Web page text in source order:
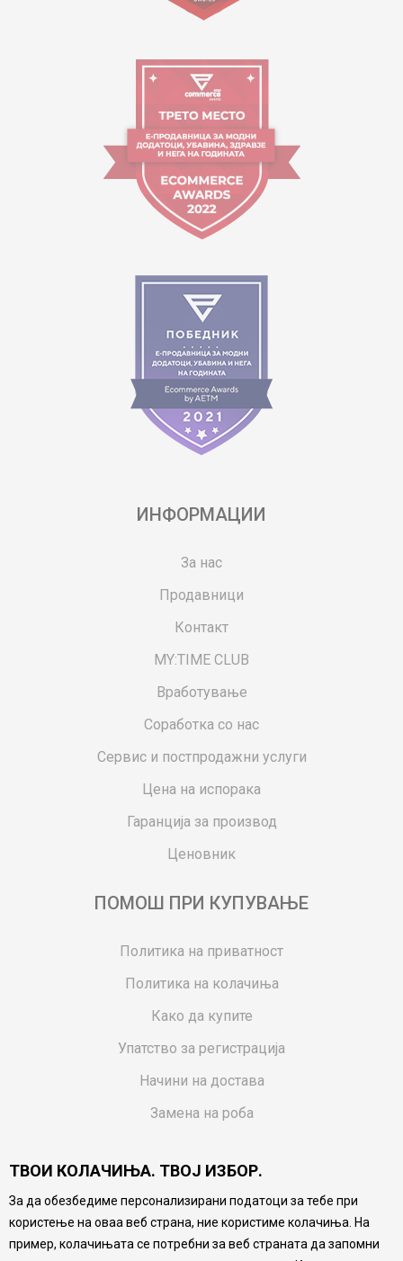
ИНФОРМАЦИИ
За нас
Продавници
Контакт
MY:TIME CLUB
Вработување
Соработка со нас
Сервис и постпродажни услуги
Цена на испорака
Гаранција за производ
Ценовник
ПОМОШ ПРИ КУПУВАЊЕ
Политика на приватност
Политика на колачиња
Како да купите
Упатство за регистрација
Начини на достава
Замена на роба
Ваучери
Product Finder
FAQs
ТВОИ КОЛАЧИЊА. ТВОЈ ИЗБОР.
За да обезбедиме персонализирани податоци за тебе при
користење на оваа веб страна, ние користиме колачиња. На
пример, колачињата се потребни за веб страната да запомни